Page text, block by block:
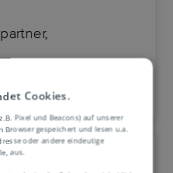
Cookies.
Pixel und Beacons) auf unserer
Browser gespeichert und lesen u.a.
oder andere eindeutige
aus.